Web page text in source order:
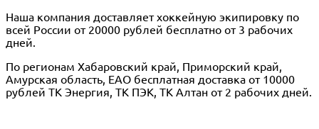
Наша компания доставляет хоккейную экипировку по
всей России от 20000 рублей бесплатно от 3 рабочих
дней.
По регионам Хабаровский край, Приморский край,
Амурская область, ЕАО бесплатная доставка от 10000
рублей ТК Энергия, ТК ПЭК, ТК Алтан от 2 рабочих дней.